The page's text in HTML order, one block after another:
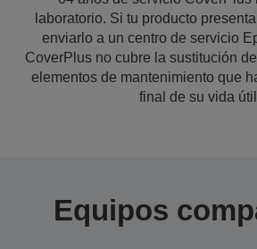
laboratorio. Si tu producto
enviarlo a un centro de servicio
CoverPlus no cubre la sustitución
elementos de mantenimiento que
final de su vida
Equipos